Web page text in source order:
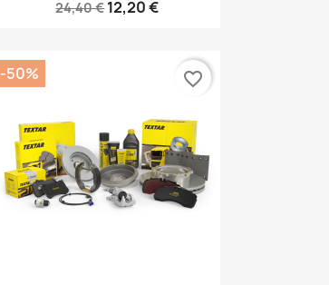
24,40 €12,20 €
-50% favorite_border